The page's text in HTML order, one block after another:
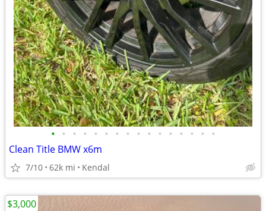
• • • • • • • • • • • • • • • •
Clean Title BMW x6m
7/10 62k mi Kendal
$3,000